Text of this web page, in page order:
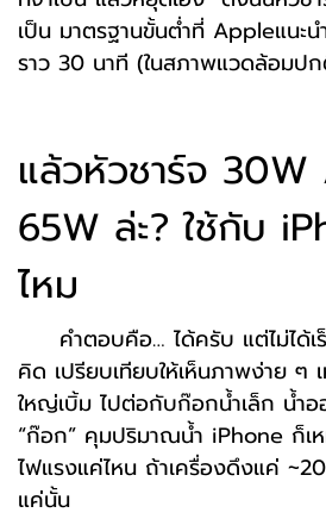
เป็น มาตรฐานขั้นต่ำที่ Appleแนะ
ราว 30 นาที (ในสภาพแวดล้อมป
แล้วหัวชาร์จ
65W ล่ะ? ใช้กับ
ไหม
คำตอบคือ… ได้ครับ แต่ไม่ได้เ
คิด เปรียบเทียบให้เห็นภาพง่าย ๆ
ใหญ่เบิ้ม ไปต่อกับก๊อกน้ำเล็ก น้ำอ
“ก๊อก” คุมปริมาณน้ำ iPhone ก็เ
ไฟแรงแค่ไหน ถ้าเครื่องดึงแค่
แค่นั้น